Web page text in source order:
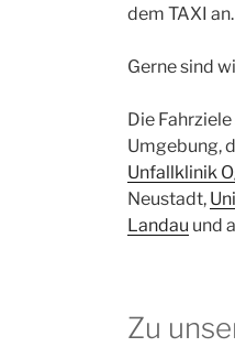
dem TAXI an.
Gerne sind
Die
Umgebung,
Unfallklinik
Neustadt,
Landau und
Zu